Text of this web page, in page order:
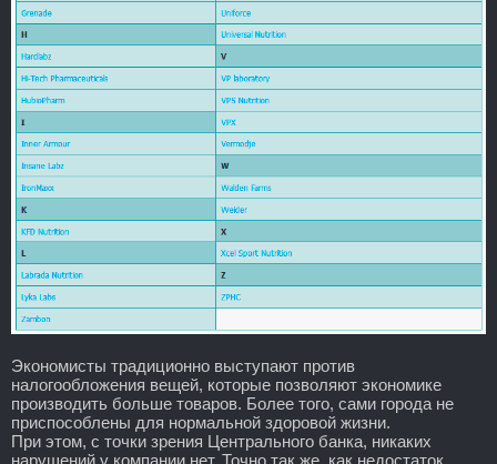
Экономисты традиционно выступают против
налогообложения вещей, которые позволяют экономике
производить больше товаров. Более того, сами города не
приспособлены для нормальной здоровой жизни.
При этом, с точки зрения Центрального банка, никаких
нарушений у компании нет. Точно так же, как недостаток